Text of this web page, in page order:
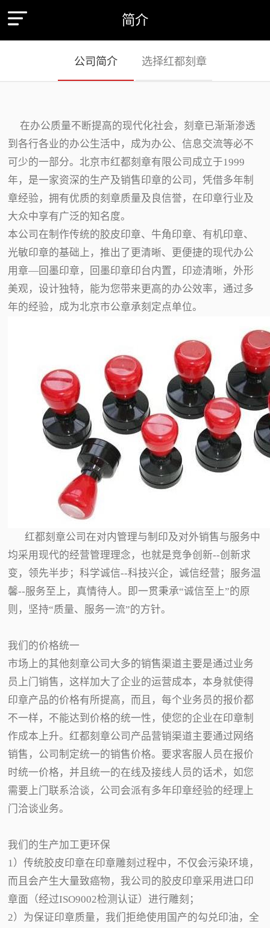
简介
公司简介 选择红都刻章
在办公质量不断提高的现代化社会，刻章已渐渐渗透
到各行各业的办公生活中，成为办公、信息交流等必不
可少的一部分。北京市红都刻章有限公司成立于1999
年，是一家资深的生产及销售印章的公司，凭借多年制
章经验，拥有优质的刻章质量及良信誉，在印章行业及
大众中享有广泛的知名度。
本公司在制作传统的胶皮印章、牛角印章、有机印章、
光敏印章的基础上，推出了更清晰、更便捷的现代办公
用章—回墨印章，回墨印章印台内置，印迹清晰，外形
美观，设计独特，能为您带来更高的办公效率，通过多
年的经验，成为北京市公章承刻定点单位。
红都刻章公司在对内管理与制印及对外销售与服务中
均采用现代的经营管理理念，也就是竞争创新--创新求
变，领先半步；科学诚信--科技兴企，诚信经营；服务温
馨--服务至上，真情待人。即一贯秉承“诚信至上”的原
则，坚持“质量、服务一流”的方针。
我们的价格统一
市场上的其他刻章公司大多的销售渠道主要是通过业务
员上门销售，这样加大了企业的运营成本，本身就使得
印章产品的价格有所提高，而且，每个业务员的报价都
不一样，不能达到价格的统一性，使您的企业在印章制
作成本上升。红都刻章公司产品营销渠道主要通过网络
销售，公司制定统一的销售价格。要求客服人员在报价
时统一价格，并且统一的在线及接线人员的话术，如您
需要上门联系洽谈，公司会派有多年印章经验的经理上
门洽谈业务。
我们的生产加工更环保
1）传统胶皮印章在印章雕刻过程中，不仅会污染环境，
而且会产生大量致癌物，我公司的胶皮印章采用进口印
章面（经过ISO9002检测认证）进行雕刻；
2）为保证印章质量，我们拒绝使用国产的勾兑印油，全